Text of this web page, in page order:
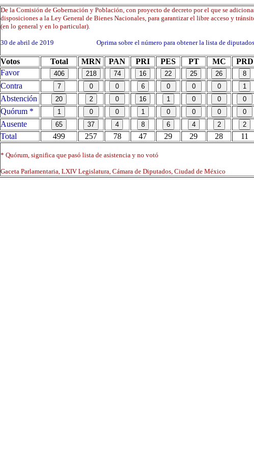
De la Comisión de Gobernación y Población, con proyecto de decreto por el que se
disposiciones a la Ley General de Bienes Nacionales, para garantizar el libre acceso y
(en lo general y en lo particular).
30 de abril de 2019 Oprima sobre el número para obtener la lista de diputados
Votos Total MRN PAN PRI PES PT MC PRD
Favor
Contra
Abstención
Quórum *
Ausente
Total
499 257 78 47 29 29 28 11
* Quórum, significa que pasó lista de asistencia y no votó
Gaceta Parlamentaria, LXIV Legislatura, Cámara de Diputados, Ciudad de México